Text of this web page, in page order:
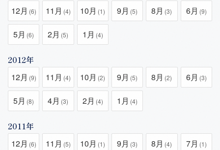
12月 (6) 11月 (4) 10月 (1) 9月 (5) 8月 (3) 6月 (9)
5月 (6) 2月 (5) 1月 (4)
2012年
12月 (9) 11月 (4) 10月 (2) 9月 (5) 8月 (2) 6月 (3)
5月 (8) 4月 (3) 2月 (4) 1月 (4)
2011年
12月 (6) 11月 (5) 10月 (1) 9月 (3) 8月 (4) 7月 (1)